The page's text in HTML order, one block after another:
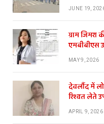
JUNE 19,
ग्राम जिमरा
एमबीबीएस
MAY 9, 2026
देवलौंद में
रिश्वत लेते
APRIL 9, 2026